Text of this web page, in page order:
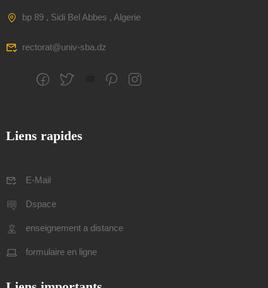
bp 89 , Sidi Bel Abbes , Algerie
rectorat@univ-sba.dz
Liens rapides
E-Mail
Dspace
enseignement a distance
formulaire en ligne